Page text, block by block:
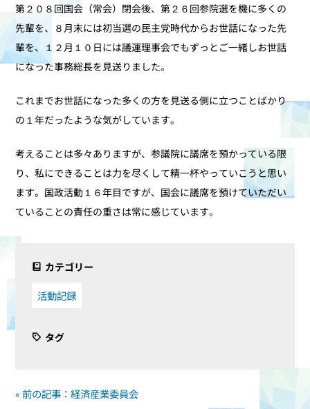
第２０８回国会（常会）閉会後、第２６回参院選を機に多くの
先輩を、８月末には初当選の民主党時代からお世話になった先
輩を、１２月１０日には議運理事会でもずっとご一緒しお世話
になった事務総長を見送りました。
これまでお世話になった多くの方を見送る側に立つことばかり
の１年だったような気がしています。
考えることは多々ありますが、参議院に議席を預かっている限
り、私にできることは力を尽くして精一杯やっていこうと思い
ます。国政活動１６年目ですが、国会に議席を預けていただい
ていることの責任の重さは常に感じています。
カテゴリー
活動記録
タグ
« 前の記事：経済産業委員会